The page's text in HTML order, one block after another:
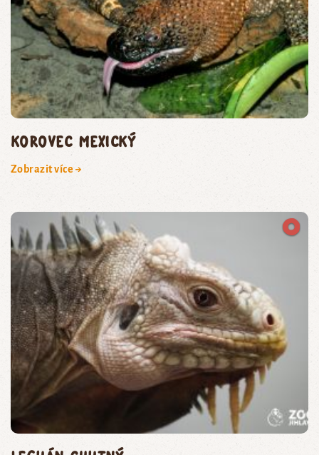
korovec mexický
Zobrazit více →